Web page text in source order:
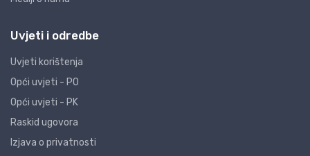
Uvjeti i odredbe
Uvjeti korištenja
Opći uvjeti - PO
Opći uvjeti - PK
Raskid ugovora
Izjava o privatnosti